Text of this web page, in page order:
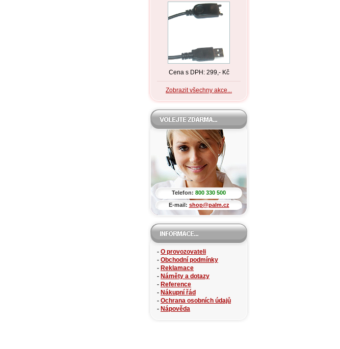
Cena s DPH: 299,- Kč
Zobrazit všechny akce...
Telefon: 800 330 500
E-mail: shop@palm.cz
- O provozovateli
- Obchodní podmínky
- Reklamace
- Náměty a dotazy
- Reference
- Nákupní řád
- Ochrana osobních údajů
- Nápověda